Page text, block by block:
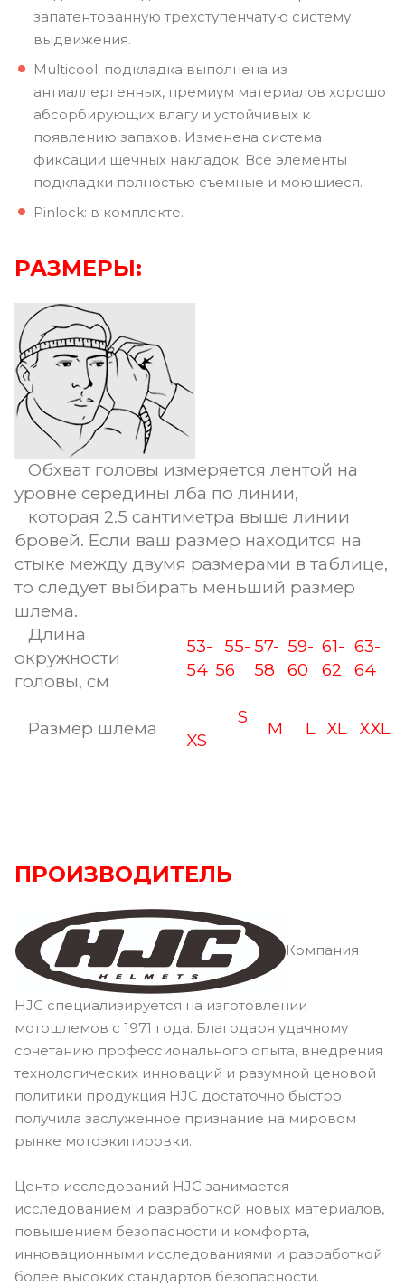
запатентованную трехступенчатую систему
выдвижения.
Multicool: подкладка выполнена из
антиаллергенных, премиум материалов хорошо
абсорбирующих влагу и устойчивых к
появлению запахов. Изменена система
фиксации щечных накладок. Все элементы
подкладки полностью съемные и моющиеся.
Pinlock: в комплекте.
РАЗМЕРЫ:
Обхват головы измеряется лентой на
уровне середины лба по линии,
которая 2.5 сантиметра выше линии
бровей. Если ваш размер находится на
стыке между двумя размерами в таблице,
то следует выбирать меньший размер
шлема.
Длина
окружности
головы, см
53-
54
55-
56
57-
58
59-
60
61-
62
63-
64
Размер шлема
XS
S
M L XL XXL
ПРОИЗВОДИТЕЛЬ
Компания
HJC специализируется на изготовлении
мотошлемов с 1971 года. Благодаря удачному
сочетанию профессионального опыта, внедрения
технологических инноваций и разумной ценовой
политики продукция HJC достаточно быстро
получила заслуженное признание на мировом
рынке мотоэкипировки.
Центр исследований HJC занимается
исследованием и разработкой новых материалов,
повышением безопасности и комфорта,
инновационными исследованиями и разработкой
более высоких стандартов безопасности.